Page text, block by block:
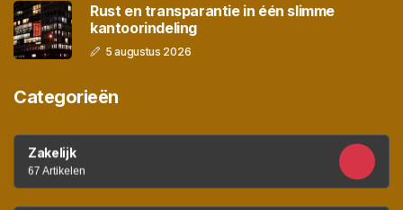
Rust en transparantie in één slimme
kantoorindeling
5 augustus 2026
Categorieën
Zakelijk
67 Artikelen